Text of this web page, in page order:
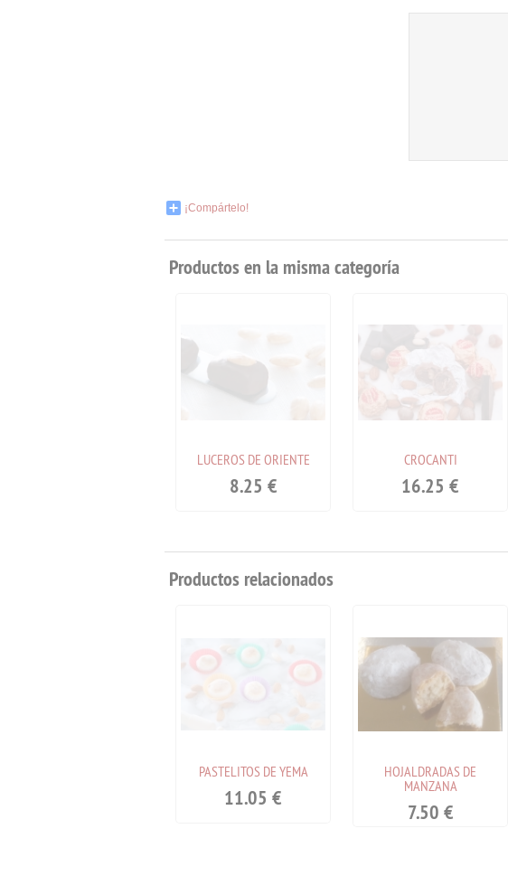
¡Compártelo!
Productos en la misma categoría
LUCEROS DE ORIENTE
8.25 €
CROCANTI
16.25 €
Productos relacionados
PASTELITOS DE YEMA
11.05 €
HOJALDRADAS DE
MANZANA
7.50 €